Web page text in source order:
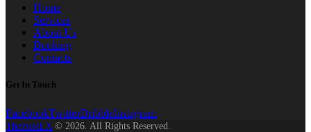
Home
Services
About Us
Booking
Contacts
Get In Touch
FacebookTwitterDribbleInstagram
ThemeREX © 2026. All Rights Reserved.